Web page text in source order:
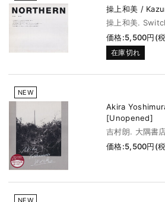
操上和美 /
操上和美.
価格:5,500円(
在庫切れ
NEW
Akira
[Unopened]
吉村朗. 大隅書
価格:5,500円(
NEW